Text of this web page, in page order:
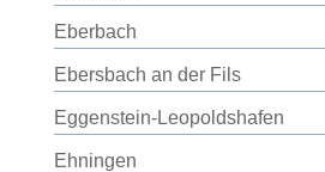
Eberbach
Ebersbach an der Fils
Eggenstein-Leopoldshafen
Ehningen